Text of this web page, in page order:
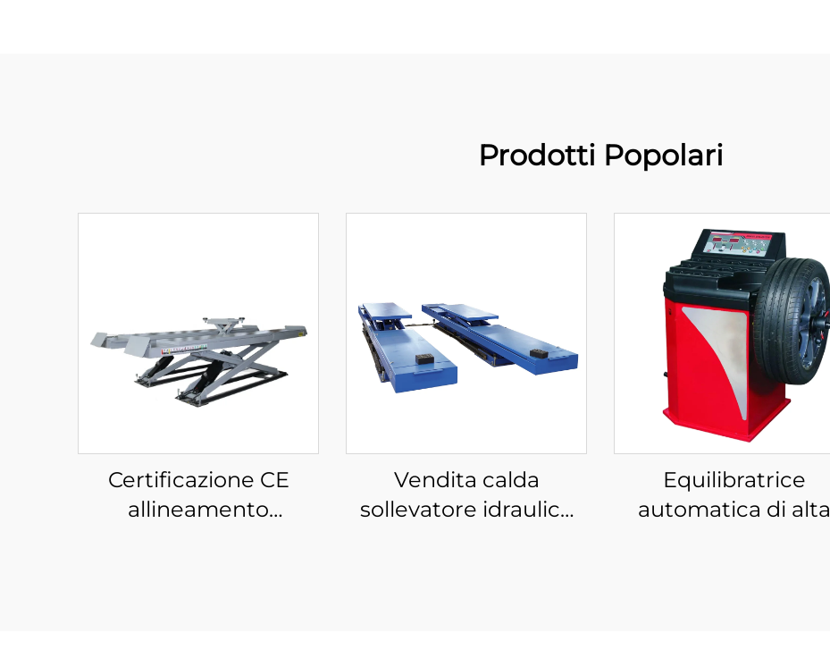
Prodotti Popolari
Certificazione CE
allineamento
Vendita calda
sollevatore idraulico
Equilibratrice
automatica di alta